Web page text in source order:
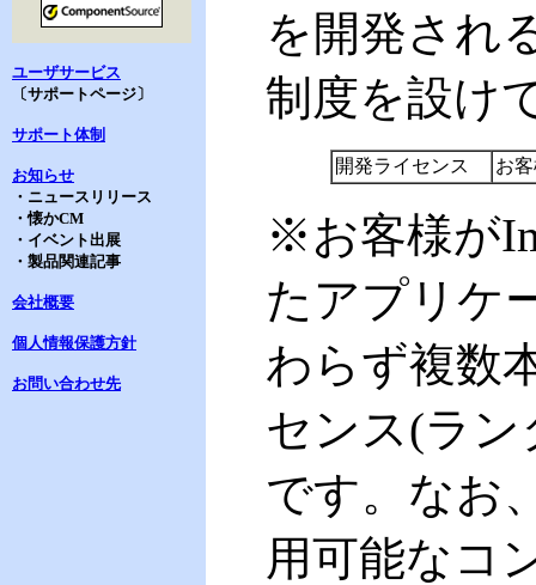
ユーザサービス
〔サポートページ〕
サポート体制
お知らせ
・ニュースリリース
・懐かCM
・イベント出展
・製品関連記事
会社概要
個人情報保護方針
お問い合わせ先
を開発され
制度を設け
開発ライセンス お
※お客様が
たアプリケ
わらず複数
センス(ラ
です。なお
用可能なコ